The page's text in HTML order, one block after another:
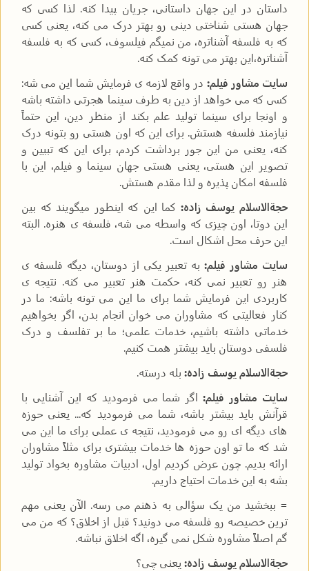
داستان در این جهان داستانی، جریان پیدا کنه. لذا کسی که
جهان هستی شناختی دینی رو بهتر درک می کنه، یعنی کسی
که به فلسفه آشناتره، من نمیگم فیلسوف، کسی که به فلسفه
آشناتره،این بهتر می تونه کمک کنه.
سایت مشاور فیلم: در واقع لازمه ی فرمایش شما این می شه:
کسی که می خواهد از دین به طرف سینما هجرتی داشته باشه
و اونجا برای سینما تولید علم بکند از منظر دین، این حتماً
نیازمند فلسفه هستش. برای این که اون هستی رو بتونه درک
کنه، یعنی من این جور برداشت کردم، برای این که تبیین و
تصویر این هستی، یعنی هستی جهان سینما و فیلم، این با
فلسفه امکان پذیره و لذا مقدم هستش.
حجةالاسلام یوسف زاده: کما این که اینطور میگویند که بین
این دوتا، اون چیزی که واسطه می شه، فلسفه ی هنره. البته
این حرف محل اشکال است.
سایت مشاور فیلم: به تعبیر یکی از دوستان، دیگه فلسفه ی
هنر رو تعبیر نمی کنه، حکمت هنر تعبیر می کنه. نتیجه ی
کاربردی این فرمایش شما برای ما این می تونه باشه: ما در
کنار فعالیتی که مشاوران می خوان انجام بدن، اگر بخواهیم
خدماتی داشته باشیم، خدمات علمی؛ ما بر تفلسف و درک
فلسفی دوستان باید بیشتر همت کنیم.
حجةالاسلام یوسف زاده: بله درسته.
سایت مشاور فیلم:اگر شما می فرمودید که این آشنایی با
قرآنش باید بیشتر باشه، شما می فرمودید که... یعنی حوزه
های دیگه ای رو می فرمودید، نتیجه ی عملی برای ما این می
شد که ما تو اون حوزه ها خدمات بیشتری برای مثلاً مشاوران
ارائه بدیم. چون عرض کردیم اول، ادبیات مشاوره بخواد تولید
بشه به این خدمات احتیاج داریم.
= ببخشید من یک سؤالی به ذهنم می رسه. الآن یعنی مهم
ترین خصیصه رو فلسفه می دونید؟ قبل از اخلاق؟ که من می
گم اصلاً مشاوره شکل نمی گیره، اگه اخلاق نباشه.
حجةالاسلام یوسف زاده: یعنی چی؟